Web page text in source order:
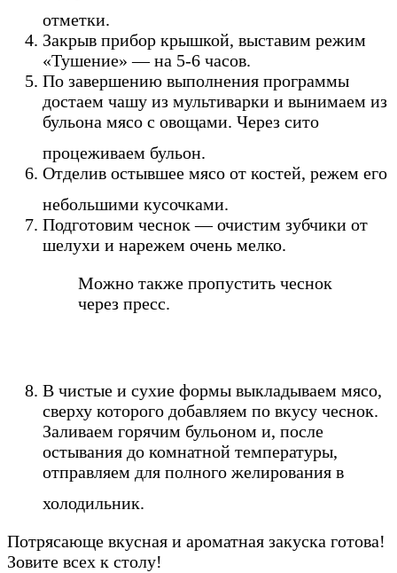
отметки.
Закрыв прибор крышкой, выставим режим
«Тушение» — на 5-6 часов.
По завершению выполнения программы
достаем чашу из мультиварки и вынимаем из
бульона мясо с овощами. Через сито
процеживаем бульон.
Отделив остывшее мясо от костей, режем его
небольшими кусочками.
Подготовим чеснок — очистим зубчики от
шелухи и нарежем очень мелко.
Можно также пропустить чеснок
через пресс.
В чистые и сухие формы выкладываем мясо,
сверху которого добавляем по вкусу чеснок.
Заливаем горячим бульоном и, после
остывания до комнатной температуры,
отправляем для полного желирования в
холодильник.
Потрясающе вкусная и ароматная закуска готова!
Зовите всех к столу!